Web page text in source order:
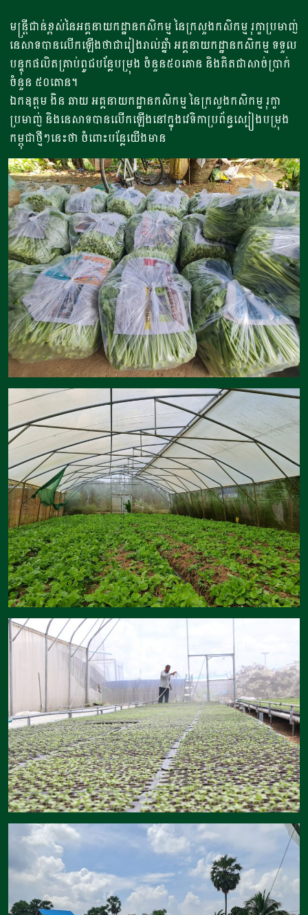
មន្ត្រីជាន់ខ្ពស់នៃអគ្គនាយកដ្ឋានកសិកម្ម នៃក្រសួងកសិកម្ម រុក្ខាប្រមាញ់
នេសាទបានលើកឡើងថាជារៀងរាល់ឆ្នំា អគ្គនាយកដ្ឋានកសិកម្ម ទទួល
បន្ទុកផលិតគ្រាប់ពូជបន្លែបម្រុង ចំនួន៥០តោន និងគិតជាសាច់ប្រាក់
ចំនួន ៥០តោន។
ឯកឧត្តម ងិន ឆាយ អគ្គនាយកដ្ឋានកសិកម្ម នៃក្រសួងកសិកម្ម រុក្ខា
ប្រមាញ់ និងនេសាទបានលើកឡើងនៅក្នុងវេទិកាប្រព័ន្ធស្បៀងបម្រុង
កម្ពុជាថ្មីៗនេះថា ចំពោះបន្លែយើងមាន